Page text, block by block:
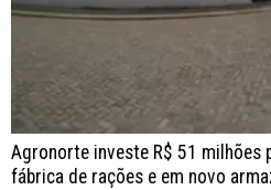
Agronorte investe R$ 51 milhões
fábrica de rações e em novo